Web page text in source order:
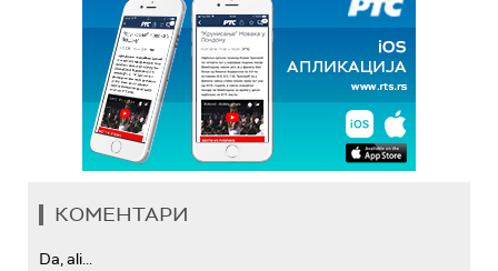
КОМЕНТАРИ
Da, ali...